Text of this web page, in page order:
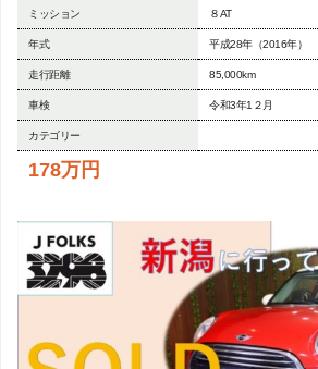
ミッション ８AT
年式 平成28年（2016年）
走行距離 85,000km
車検 令和3年1２月
カテゴリー
178万円